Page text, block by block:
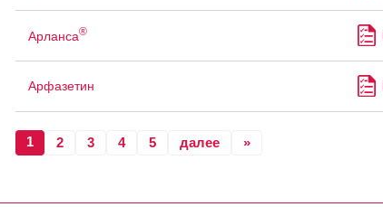
Арланса®
Арфазетин
1 2 3 4 5 далее »